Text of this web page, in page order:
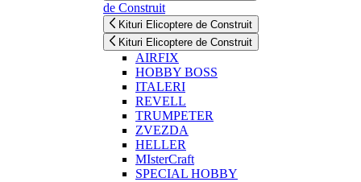
de Construit
Kituri Elicoptere de Construit
Kituri Elicoptere de Construit
AIRFIX
HOBBY BOSS
ITALERI
REVELL
TRUMPETER
ZVEZDA
HELLER
MIsterCraft
SPECIAL HOBBY